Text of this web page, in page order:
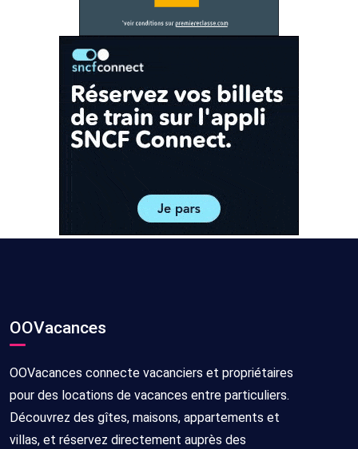
OOVacances
OOVacances connecte vacanciers et propriétaires
pour des locations de vacances entre particuliers.
Découvrez des gîtes, maisons, appartements et
villas, et réservez directement auprès des